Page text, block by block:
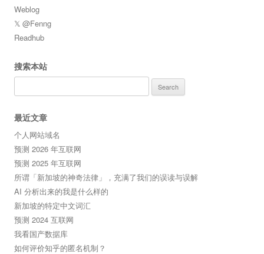
Weblog
𝕏 @Fenng
Readhub
搜索本站
for:
最近文章
个人网站域名
预测 2026 年互联网
预测 2025 年互联网
所谓「新加坡的神奇法律」，充满了我们的误读与误解
AI 分析出来的我是什么样的
新加坡的特定中文词汇
预测 2024 互联网
我看国产数据库
如何评价知乎的匿名机制？